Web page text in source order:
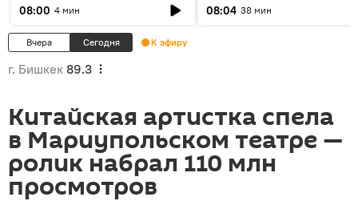
08:00 4 мин
08:04 38 мин
Вчера Сегодня К эфиру
г. Бишкек 89.3
Китайская артистка спела
в Мариупольском театре —
ролик набрал 110 млн
просмотров